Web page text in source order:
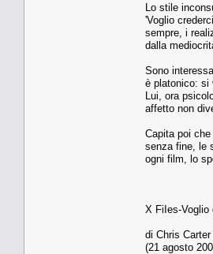
Lo stile
'Voglio
sempre, i
dalla
Sono
è platonico: si
Lui, ora
affetto non
Capita poi
senza fine, le
ogni film, lo
X FiIes-Voglio
di Chris
(21 agosto